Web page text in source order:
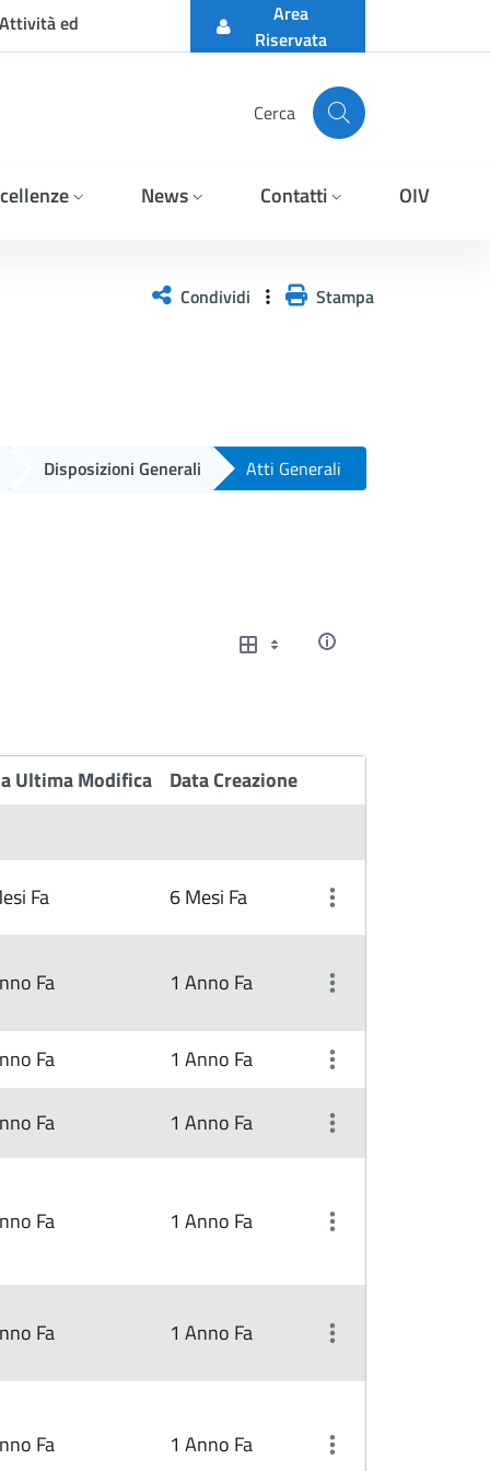
ed
Area
Riservata
Cerca
News Contatti OIV
Condividi Stampa
Disposizioni Generali Atti Generali
Ultima Modifica
Data Creazione
Item Actions
Fa 6 Mesi Fa
Fa 1 Anno Fa
Fa 1 Anno Fa
Fa 1 Anno Fa
Fa 1 Anno Fa
Fa 1 Anno Fa
Fa 1 Anno Fa